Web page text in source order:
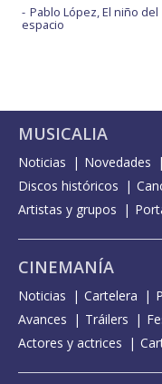
Pablo López, El niño del
espacio
MUSICALIA
Noticias Novedades
Discos históricos
Artistas y grupos
CINEMANÍA
Noticias Cartelera
Avances
Tráilers
Actores y actrices